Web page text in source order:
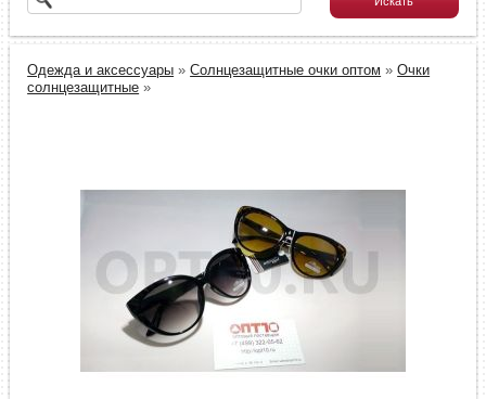
Одежда и аксессуары »Солнцезащитные очки оптом »Очки
солнцезащитные »